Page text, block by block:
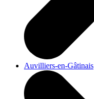
Auvilliers-en-Gâtinais